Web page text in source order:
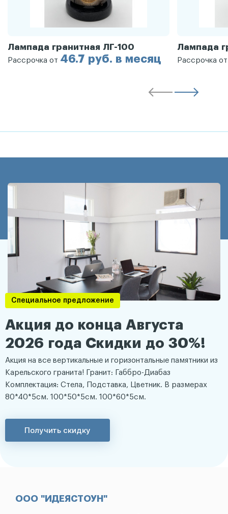
Лампада гранитная ЛГ-100
Рассрочка от 46.7 руб. в месяц
Лампада
Рассрочка
Специальное предложение
Акция до конца Августа
2026 года Скидки до 30%!
Акция на все вертикальные и горизонтальные памятники из
Карельского гранита! Гранит: Габбро-Диабаз
Комплектация: Стела, Подставка, Цветник. В размерах
80*40*5см. 100*50*5см. 100*60*5см.
Получить скидку
ООО "ИДЕЯСТОУН"